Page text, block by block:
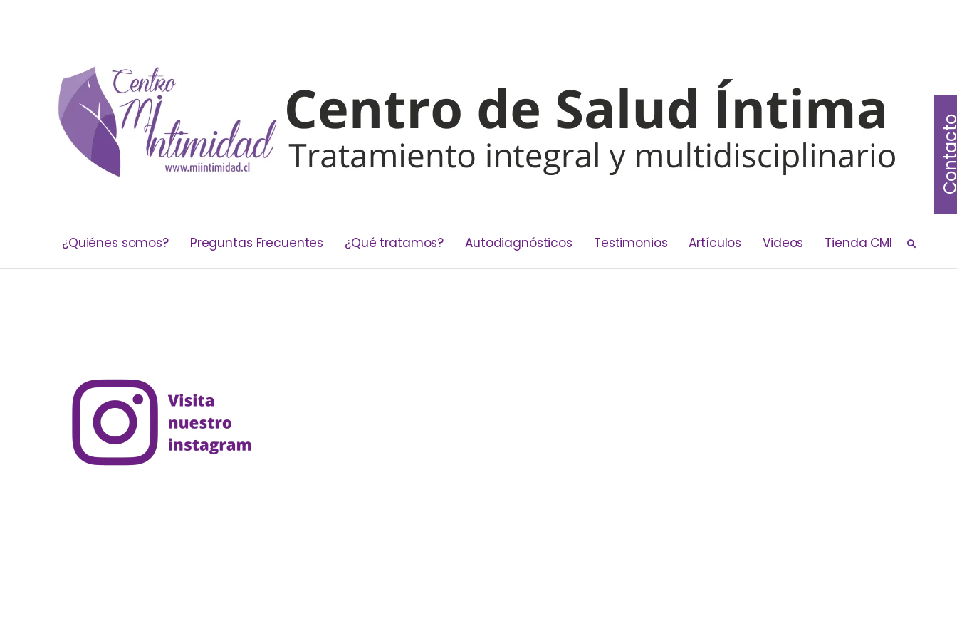
¿Quiénes somos? Preguntas Frecuentes ¿Qué tratamos? Autodiagnósticos Testimonios Artículos Videos Tienda CMI